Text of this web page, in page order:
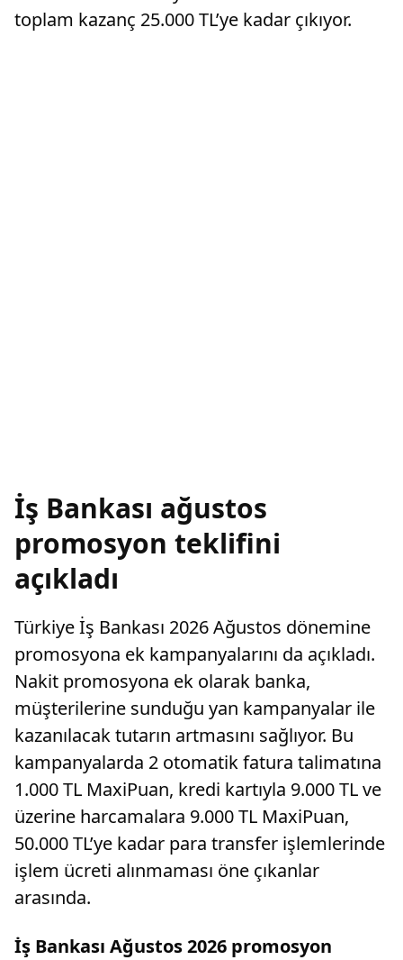
toplam kazanç 25.000 TL’ye kadar çıkıyor.
İş Bankası ağustos
promosyon teklifini
açıkladı
Türkiye İş Bankası 2026 Ağustos dönemine
promosyona ek kampanyalarını da açıkladı.
Nakit promosyona ek olarak banka,
müşterilerine sunduğu yan kampanyalar ile
kazanılacak tutarın artmasını sağlıyor. Bu
kampanyalarda 2 otomatik fatura talimatına
1.000 TL MaxiPuan, kredi kartıyla 9.000 TL ve
üzerine harcamalara 9.000 TL MaxiPuan,
50.000 TL’ye kadar para transfer işlemlerinde
işlem ücreti alınmaması öne çıkanlar
arasında.
İş Bankası Ağustos 2026 promosyon